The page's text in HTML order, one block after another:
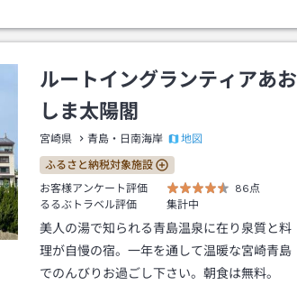
ルートイングランティアあお
しま太陽閣
宮崎県 青島・日南海岸 地図
ふるさと納税対象施設
お客様アンケート評価
86点
るるぶトラベル評価
集計中
美人の湯で知られる青島温泉に在り泉質と料
理が自慢の宿。一年を通して温暖な宮崎青島
でのんびりお過ごし下さい。朝食は無料。